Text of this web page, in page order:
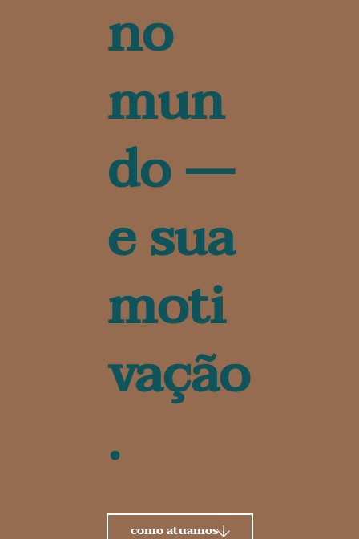
no
mun
do —
e sua
moti
vação
.
como atuamos